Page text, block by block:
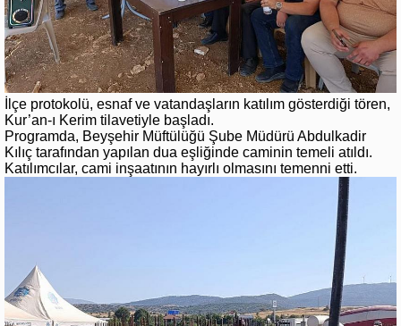
İlçe protokolü, esnaf ve vatandaşların katılım gösterdiği tören,
Kur’an-ı Kerim tilavetiyle başladı.
Programda, Beyşehir Müftülüğü Şube Müdürü Abdulkadir
Kılıç tarafından yapılan dua eşliğinde caminin temeli atıldı.
Katılımcılar, cami inşaatının hayırlı olmasını temenni etti.